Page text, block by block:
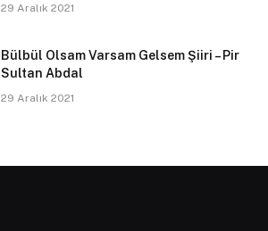
29 Aralık 2021
Bülbül Olsam Varsam Gelsem Şiiri – Pir
Sultan Abdal
29 Aralık 2021